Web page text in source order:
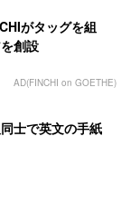
がタッグを組
創設
AD(FINCHI on GOETHE)
士で英文の手紙